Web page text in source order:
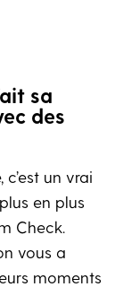
sa
des
c’est un vrai
en plus
Check.
vous a
moments